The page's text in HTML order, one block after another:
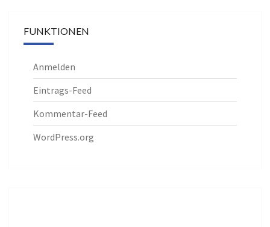
FUNKTIONEN
Anmelden
Eintrags-Feed
Kommentar-Feed
WordPress.org